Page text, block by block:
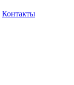
Контакты